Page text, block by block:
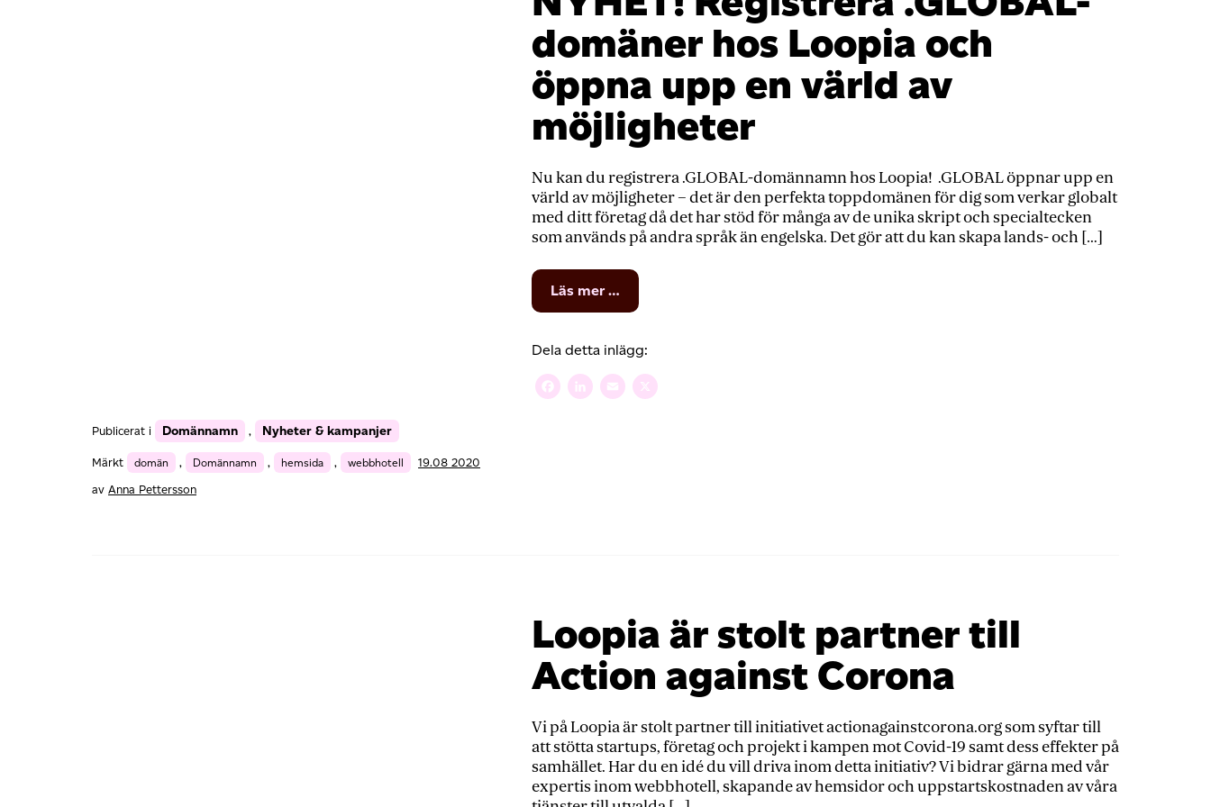
domäner hos Loopia och
öppna upp en värld av
möjligheter
Nu kan du registrera .GLOBAL-domännamn hos Loopia! .GLOBAL öppnar upp en
värld av möjligheter – det är den perfekta toppdomänen för dig som verkar globalt
med ditt företag då det har stöd för många av de unika skript och specialtecken
som används på andra språk än engelska. Det gör att du kan skapa lands- och […]
Läs mer …from
NYHET!
.GLOBAL-
domäner
hos
Loopia
Dela detta inlägg:
Facebook
LinkedIn
Email
Publicerat i Domännamn , Nyheter & kampanjer
Märkt domän , Domännamn , hemsida , webbhotell
19.08 2020
av Anna Pettersson
Loopia är stolt partner till
Action against Corona
Vi på Loopia är stolt partner till initiativet actionagainstcorona.org som syftar till
att stötta startups, företag och projekt i kampen mot Covid-19 samt dess effekter på
samhället. Har du en idé du vill driva inom detta initiativ? Vi bidrar gärna med vår
expertis inom webbhotell, skapande av hemsidor och uppstartskostnaden av våra